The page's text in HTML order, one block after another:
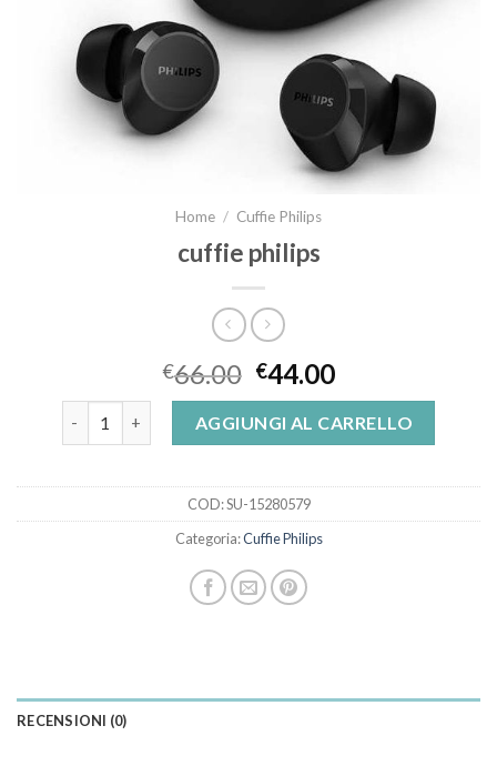
Home / Cuffie Philips
cuffie philips
€66.00 €44.00
AGGIUNGI AL CARRELLO
COD:SU-15280579
Categoria:Cuffie Philips
RECENSIONI (0)